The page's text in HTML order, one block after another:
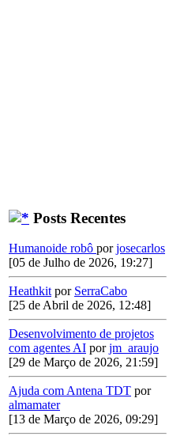
Posts Recentes
Humanoide robô porjosecarlos
[05 de Julho de 2026, 19:27]
Heathkit por SerraCabo
[25 de Abril de 2026, 12:48]
Desenvolvimento de projetos
com agentes AI porjm_araujo
[29 de Março de 2026, 21:59]
Ajuda com Antena TDT por
almamater
[13 de Março de 2026, 09:29]